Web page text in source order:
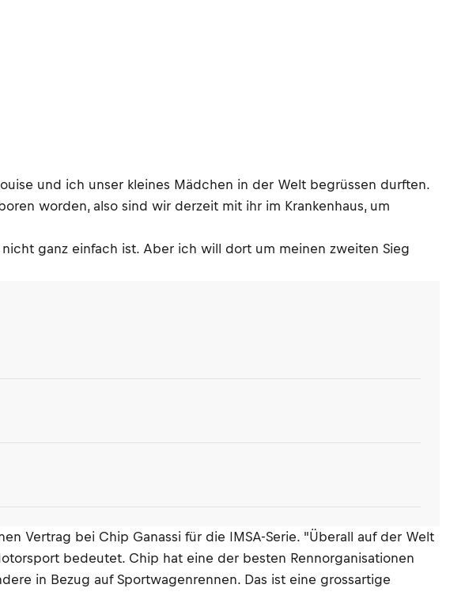
und ich unser kleines Mädchen in der Welt begrüssen durften.
worden, also sind wir derzeit mit ihr im Krankenhaus, um
ganz einfach ist. Aber ich will dort um meinen zweiten Sieg
Vertrag bei Chip Ganassi für die IMSA-Serie. "Überall auf der Welt
bedeutet. Chip hat eine der besten Rennorganisationen
in Bezug auf Sportwagenrennen. Das ist eine grossartige